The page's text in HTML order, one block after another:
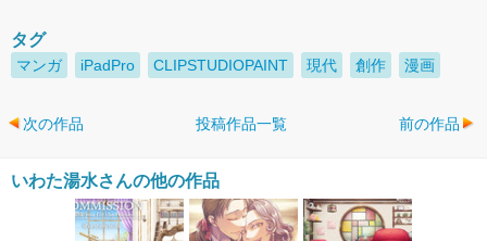
タグ
マンガ iPadPro CLIPSTUDIOPAINT 現代 創作 漫画
次の作品 投稿作品一覧 前の作品
いわた湯水さんの他の作品